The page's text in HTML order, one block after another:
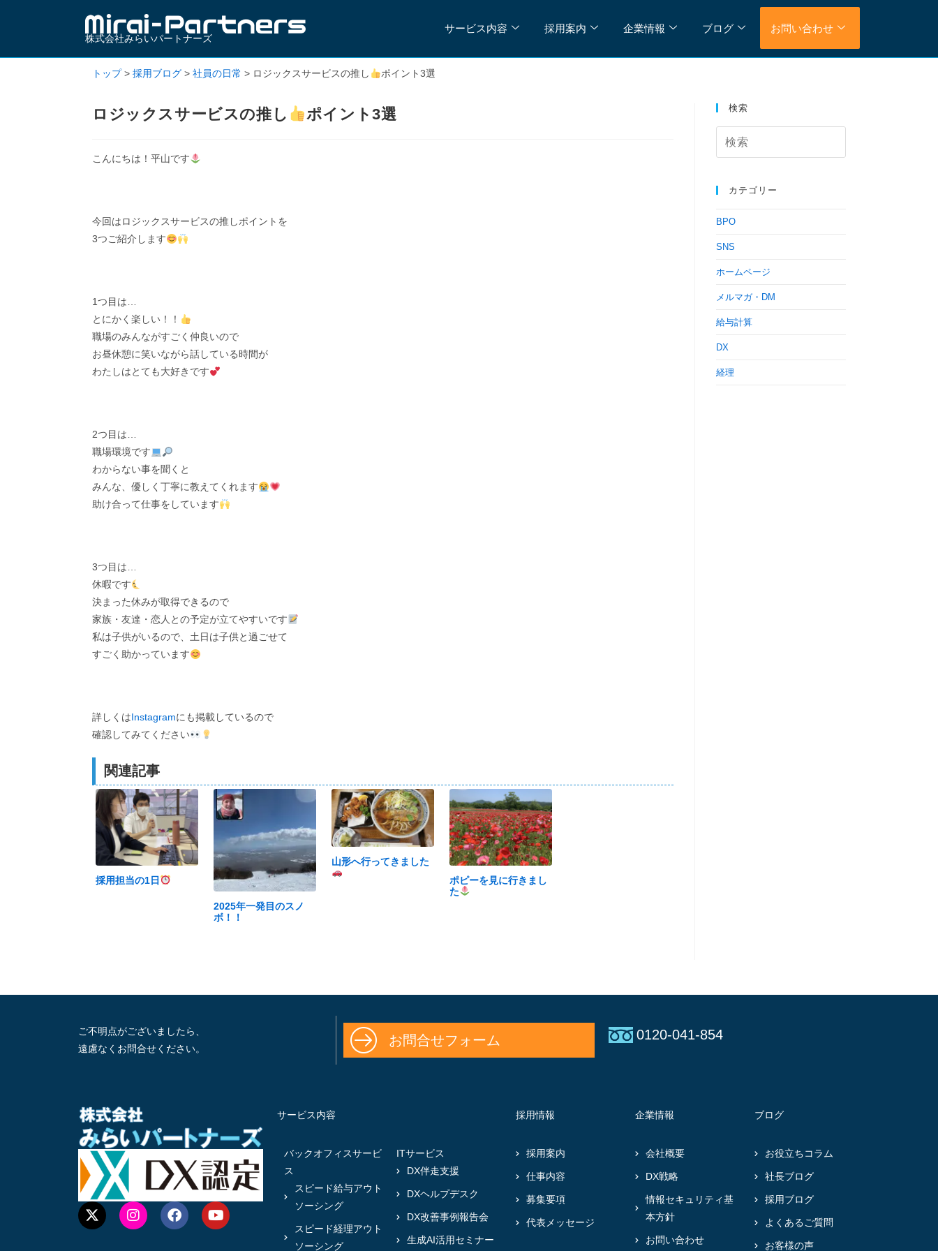
株式会社みらいパートナーズ
サービス内容 採用案内 企業情報 ブログ お問い合わせ
トップ> 採用ブログ > 社員の日常 > ロジックスサービスの推し ポイント3選
ロジックスサービスの推し ポイント3選
こんにちは！平山です
今回はロジックスサービスの推しポイントを
3つご紹介します
1つ目は…
とにかく楽しい！！
職場のみんながすごく仲良いので
お昼休憩に笑いながら話している時間が
わたしはとても大好きです
2つ目は…
職場環境です
わからない事を聞くと
みんな、優しく丁寧に教えてくれます
助け合って仕事をしています
3つ目は…
休暇です
決まった休みが取得できるので
家族・友達・恋人との予定が立てやすいです
私は子供がいるので、土日は子供と過ごせて
すごく助かっています
詳しくはInstagramにも掲載しているので
確認してみてください
関連記事
採用担当の1日
2025年一発目のスノ
ボ！！
山形へ行ってきました
ポピーを見に行きまし
た
検索
カテゴリー
BPO
SNS
ホームページ
メルマガ・DM
給与計算
DX
経理
ご不明点がございましたら、
遠慮なくお問合せください。
お問合せフォーム 0120-041-854
サービス内容
バックオフィスサービ
ス
スピード給与アウト
ソーシング
スピード経理アウト
ソーシング
ITサービス
DX伴走支援
DXヘルプデスク
DX改善事例報告会
生成AI活用セミナー
採用情報
採用案内
仕事内容
募集要項
代表メッセージ
企業情報
会社概要
DX戦略
情報セキュリティ基
本方針
お問い合わせ
ブログ
お役立ちコラム
社長ブログ
採用ブログ
よくあるご質問
お客様の声